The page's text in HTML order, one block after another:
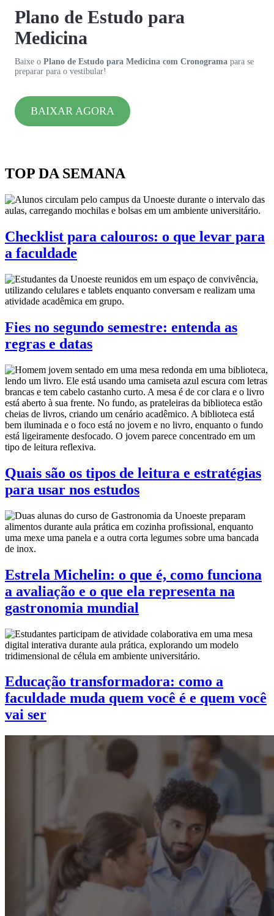
Plano de Estudo para
Medicina
Baixe o Plano de Estudo para Medicina com Cronograma para se
preparar para o vestibular!
BAIXAR AGORA
TOP DA SEMANA
Checklist para calouros: o que levar para
a faculdade
Fies no segundo semestre: entenda as
regras e datas
Quais são os tipos de leitura e estratégias
para usar nos estudos
Estrela Michelin: o que é, como funciona
a avaliação e o que ela representa na
gastronomia mundial
Educação transformadora: como a
faculdade muda quem você é e quem você
vai ser